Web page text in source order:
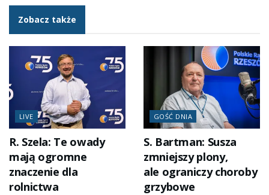
Zobacz także
LIVE
R. Szela: Te owady
mają ogromne
znaczenie dla
rolnictwa
GOŚĆ DNIA
S. Bartman: Susza
zmniejszy plony,
ale ograniczy choroby
grzybowe